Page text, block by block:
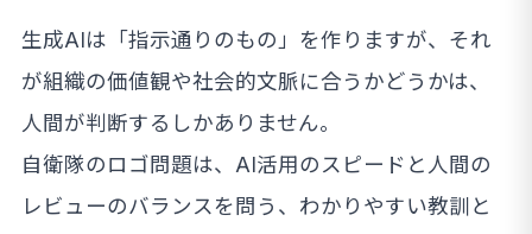
生成AIは「指示通りのもの」を作りますが、それ
が組織の価値観や社会的文脈に合うかどうかは、
人間が判断するしかありません。
自衛隊のロゴ問題は、AI活用のスピードと人間の
レビューのバランスを問う、わかりやすい教訓と